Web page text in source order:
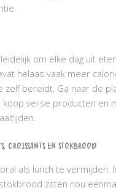
om elke dag uit
helaas vaak meer
zelf bereidt. Ga naar de
koop verse producten en
croissants en stokbrood
als lunch te vermijden.
zitten nou